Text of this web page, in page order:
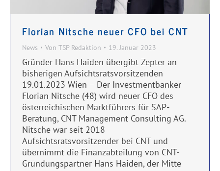
Florian Nitsche neuer CFO bei CNT
News Von TSP Redaktion 19. Januar 2023
Gründer Hans Haiden übergibt Zepter an
bisherigen Aufsichtsratsvorsitzenden
19.01.2023 Wien – Der Investmentbanker
Florian Nitsche (48) wird neuer CFO des
österreichischen Marktführers für SAP-
Beratung, CNT Management Consulting AG.
Nitsche war seit 2018
Aufsichtsratsvorsitzender bei CNT und
übernimmt die Finanzabteilung von CNT-
Gründungspartner Hans Haiden, der Mitte